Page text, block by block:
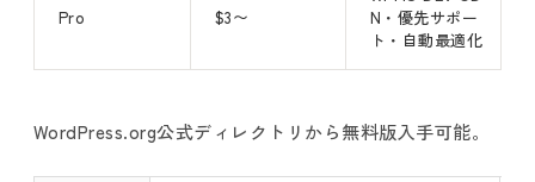
Pro $3〜
N・優先サポー
ト・自動最適化
WordPress.org公式ディレクトリから無料版入手可能。